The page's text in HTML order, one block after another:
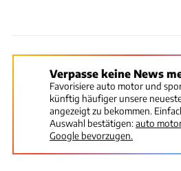
Verpasse keine News
Favorisiere auto motor und
künftig häufiger unsere
angezeigt zu bekommen.
Auswahl bestätigen:auto
Google bevorzugen.